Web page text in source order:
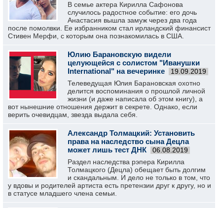
В семье актера Кирилла Сафонова
случилось радостное событие: его дочь
Анастасия вышла замуж через два года
после помолвки. Ее избранником стал ирландский финансист
Стивен Мерфи, с которым она познакомилась в США.
Юлию Барановскую видели
целующейся с солистом "Иванушки
International" на вечеринке
19.09.2019
Телеведущая Юлия Барановская охотно
делится воспоминания о прошлой личной
жизни (и даже написала об этом книгу), а
вот нынешние отношения держит в секрете. Однако, если
верить очевидцам, звезда выдала себя.
Александр Толмацкий: Установить
права на наследство сына Децла
может лишь тест ДНК
06.08.2019
Раздел наследства рэпера Кирилла
Толмацкого (Децла) обещает быть долгим
и скандальным. И дело не только в том, что
у вдовы и родителей артиста есть претензии друг к другу, но и
в статусе младшего члена семьи.